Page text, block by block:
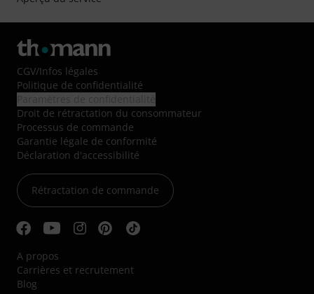
CGV/Infos légales
Politique de confidentialité
Droit de rétractation du consommateur
Processus de commande
Garantie légale de conformité
Déclaration d'accessibilité
Rétractation de commande
A propos
Carrières et recrutement
Blog